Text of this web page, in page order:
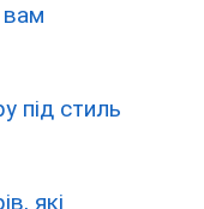
під стиль
які